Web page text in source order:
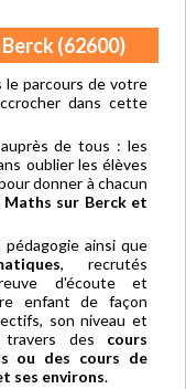
(62600)
le parcours de votre
dans cette
de tous : les
oublier les élèves
donner à chacun
Maths sur Berck et
ainsi que
, recrutés
d'écoute et
enfant de façon
son niveau et
des cours
ou des cours de
ses environs.